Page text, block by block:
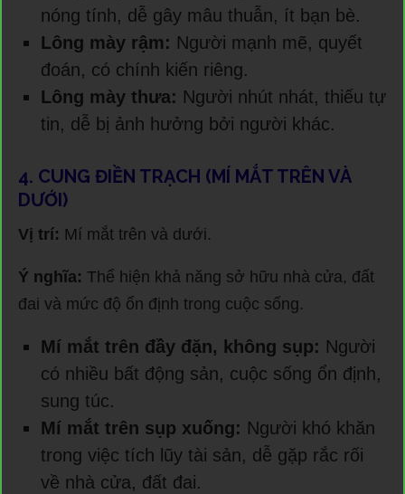
nóng tính, dễ gây mâu thuẫn, ít bạn bè.
Lông mày rậm: Người mạnh mẽ, quyết
đoán, có chính kiến riêng.
Lông mày thưa: Người nhút nhát, thiếu tự
tin, dễ bị ảnh hưởng bởi người khác.
4. CUNG ĐIỀN TRẠCH (MÍ MẮT TRÊN VÀ
DƯỚI)
Vị trí: Mí mắt trên và dưới.
Ý nghĩa: Thể hiện khả năng sở hữu nhà cửa, đất
đai và mức độ ổn định trong cuộc sống.
Mí mắt trên đầy đặn, không sụp: Người
có nhiều bất động sản, cuộc sống ổn định,
sung túc.
Mí mắt trên sụp xuống: Người khó khăn
trong việc tích lũy tài sản, dễ gặp rắc rối
về nhà cửa, đất đai.